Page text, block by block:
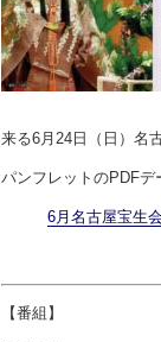
来る6月24日（日）名
パンフレットのPDFデ
6月名古屋宝生
【番組】